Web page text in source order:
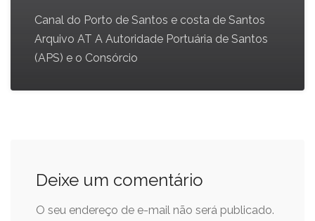
Canal do Porto de Santos e costa de Santos
Arquivo AT A Autoridade Portuária de Santos
(APS) e o Consórcio
Deixe um comentário
O seu endereço de e-mail não será publicado.